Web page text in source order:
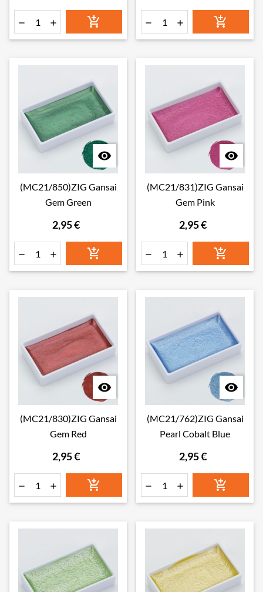
     

(MC21/850)ZIG Gansai
Gem Green
2,95 €
  

(MC21/831)ZIG Gansai
Gem Pink
2,95 €
  

(MC21/830)ZIG Gansai
Gem Red
2,95 €
  

(MC21/762)ZIG Gansai
Pearl Cobalt Blue
2,95 €
  